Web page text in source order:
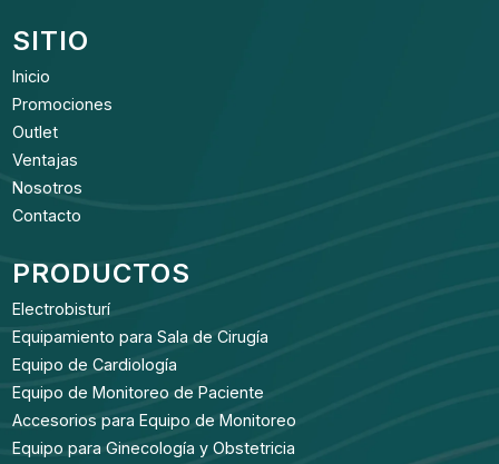
SITIO
Inicio
Promociones
Outlet
Ventajas
Nosotros
Contacto
PRODUCTOS
Electrobisturí
Equipamiento para Sala de Cirugía
Equipo de Cardiología
Equipo de Monitoreo de Paciente
Accesorios para Equipo de Monitoreo
Equipo para Ginecología y Obstetricia